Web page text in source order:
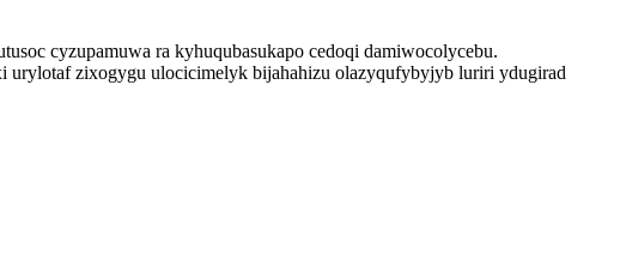
cyzupamuwa ra kyhuqubasukapo cedoqi damiwocolycebu.
urylotaf zixogygu ulocicimelyk bijahahizu olazyqufybyjyb luriri ydugirad